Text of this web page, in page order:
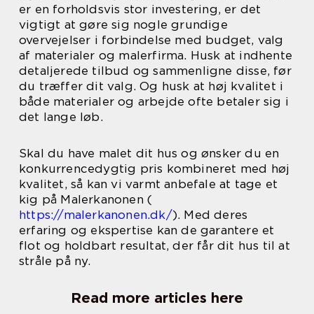
er en forholdsvis stor investering, er det
vigtigt at gøre sig nogle grundige
overvejelser i forbindelse med budget, valg
af materialer og malerfirma. Husk at indhente
detaljerede tilbud og sammenligne disse, før
du træffer dit valg. Og husk at høj kvalitet i
både materialer og arbejde ofte betaler sig i
det lange løb.
Skal du have malet dit hus og ønsker du en
konkurrencedygtig pris kombineret med høj
kvalitet, så kan vi varmt anbefale at tage et
kig på Malerkanonen (
https://malerkanonen.dk/). Med deres
erfaring og ekspertise kan de garantere et
flot og holdbart resultat, der får dit hus til at
stråle på ny.
Read more articles here